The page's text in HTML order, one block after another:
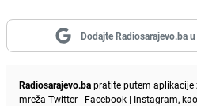
Dodajte Radiosarajevo.ba
Radiosarajevo.bapratite putem aplikacije
mreža Twitter | Facebook | Instagram,